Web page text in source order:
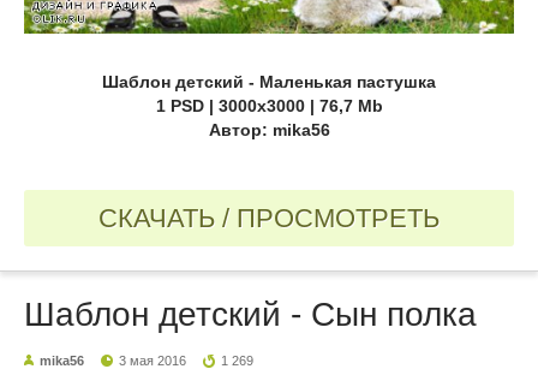
Шаблон детский - Маленькая пастушка
1 PSD | 3000х3000 | 76,7 Mb
Автор: mika56
СКАЧАТЬ / ПРОСМОТРЕТЬ
Шаблон детский - Cын полка
mika56 3 мая 2016 1 269